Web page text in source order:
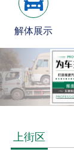
解体展示
上街区